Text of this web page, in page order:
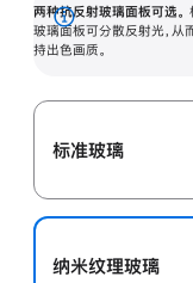
两种抗反射玻璃面板可选。
玻璃面板可分散反射光，从
持出色画质。
展
开
标准玻璃
纳米纹理玻璃